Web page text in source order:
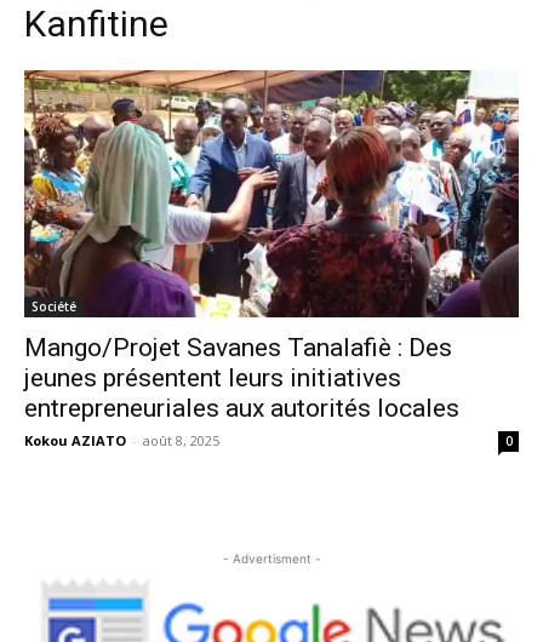
Kanfitine
Société
Mango/Projet Savanes Tanalafiè : Des
jeunes présentent leurs initiatives
entrepreneuriales aux autorités locales
Kokou AZIATO - août 8, 2025 0
- Advertisment -